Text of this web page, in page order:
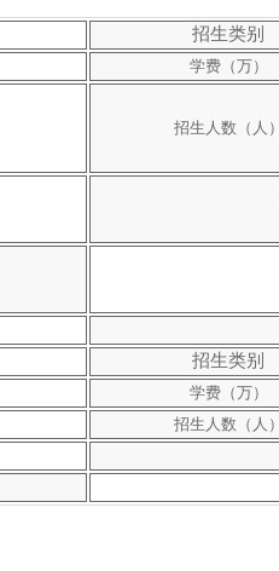
招生类别
学费（万）
招生人数（人）
招生类别
学费（万）
招生人数（人）